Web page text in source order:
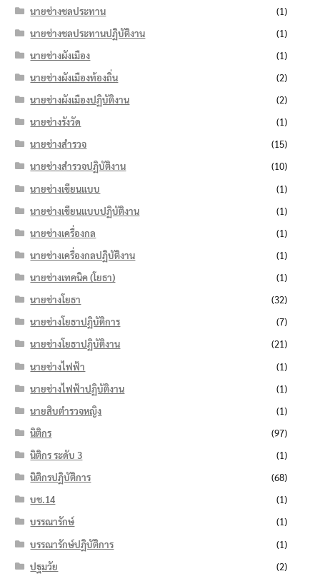
นายช่างชลประทาน
(1)
นายช่างชลประทานปฏิบัติงาน
(1)
นายช่างผังเมือง
(1)
นายช่างผังเมืองท้องถิ่น
(2)
นายช่างผังเมืองปฏิบัติงาน
(2)
นายช่างรังวัด
(1)
นายช่างสำรวจ
(15)
นายช่างสำรวจปฏิบัติงาน
(10)
นายช่างเขียนแบบ
(1)
นายช่างเขียนแบบปฏิบัติงาน
(1)
นายช่างเครื่องกล
(1)
นายช่างเครื่องกลปฏิบัติงาน
(1)
นายช่างเทคนิค (โยธา)
(1)
นายช่างโยธา
(32)
นายช่างโยธาปฏิบัติการ
(7)
นายช่างโยธาปฏิบัติงาน
(21)
นายช่างไฟฟ้า
(1)
นายช่างไฟฟ้าปฏิบัติงาน
(1)
นายสิบตำรวจหญิง
(1)
นิติกร
(97)
นิติกร ระดับ 3
(1)
นิติกรปฏิบัติการ
(68)
บช.14
(1)
บรรณารักษ์
(1)
บรรณารักษ์ปฏิบัติการ
(1)
ปฐมวัย
(2)